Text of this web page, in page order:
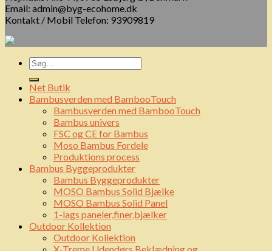
Email: admin@byg-ecohome.dk
Kontakt / Mobil Telefon: 93909819
Net Butik
Bambusverden med BambooTouch
Bambusverden med BambooTouch
Bambus univers
FSC og CE for Bambus
Moso Bambus Fordele
Produktions process
Bambus Byggeprodukter
Bambus Byggeprodukter
MOSO Bambus Solid Bjælke
MOSO Bambus Solid Panel
1-lags paneler,finer,bjælker
Outdoor Kollektion
Outdoor Kollektion